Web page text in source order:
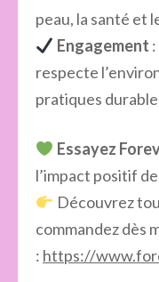
peau, la santé et
Engagement
respecte
pratiques
Essayez
l’impact positif
Découvrez
commandez dès
: https://